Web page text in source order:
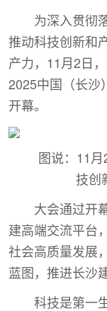
为深入贯彻
推动科技创新和
产力，11月2日
2025中国（长沙
开幕。
图说：11
技创
大会通过开
建高端交流平台
社会高质量发展
蓝图，推进长沙
科技是第一